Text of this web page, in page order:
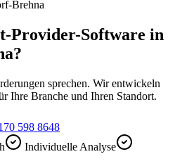
Brehna
Provider-Software in
sprechen. Wir entwickeln
Ihre Branche und Ihren Standort.
598 8648
Individuelle Analyse